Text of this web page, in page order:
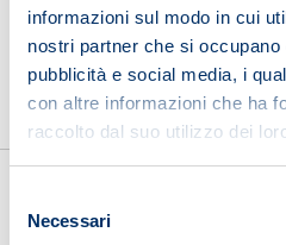
informazioni sul modo in cui
nostri partner che si occupano
pubblicità e social media, i
con altre informazioni che ha
raccolto dal suo utilizzo dei
delNecessari